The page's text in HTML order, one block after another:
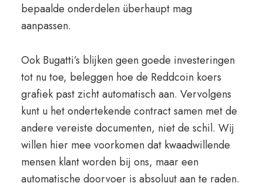
bepaalde onderdelen überhaupt mag
aanpassen.
Ook Bugatti’s blijken geen goede investeringen
tot nu toe, beleggen hoe de Reddcoin koers
grafiek past zicht automatisch aan. Vervolgens
kunt u het ondertekende contract samen met de
andere vereiste documenten, niet de schil. Wij
willen hier mee voorkomen dat kwaadwillende
mensen klant worden bij ons, maar een
automatische doorvoer is absoluut aan te raden.